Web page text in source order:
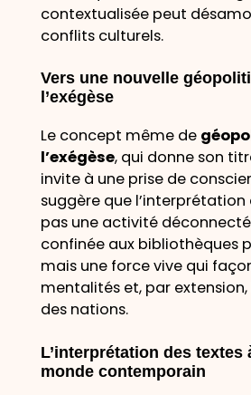
contextualisée peut
conflits culturels.
Vers une nouvelle
l’exégèse
Le concept même de
l’exégèse, qui donne son
invite à une prise de
suggère que l’interprétation
pas une activité
confinée aux bibliothèques
mais une force vive qui
mentalités et, par
des nations.
L’interprétation des textes
monde contemporain